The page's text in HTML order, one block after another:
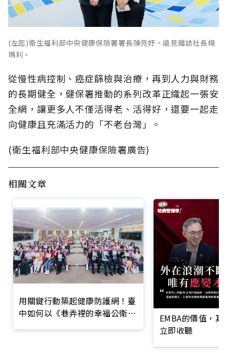
(左起)衛生福利部中央健康保險署署長陳亮妤、遠見雜誌社長楊
瑪利。
從慢性病控制、癌症篩檢與治療，再到人力與財務
的長期健全，健保署推動的系列改革正織起一張安
全網，讓更多人不僅活得老、活得好，還要一起走
向健康且充滿活力的「不老台灣」。
(衛生福利部中央健康保險署廣告)
相關文章
用關鍵行動築起健康防護網！臺
中如何以《巷弄裡的幸福公衛》
EMBA的價值，
立即收聽